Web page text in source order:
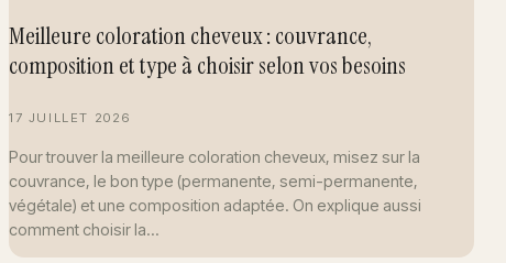
Meilleure coloration cheveux : couvrance,
composition et type à choisir selon vos besoins
17 JUILLET 2026
Pour trouver la meilleure coloration cheveux, misez sur la
couvrance, le bon type (permanente, semi-permanente,
végétale) et une composition adaptée. On explique aussi
comment choisir la…